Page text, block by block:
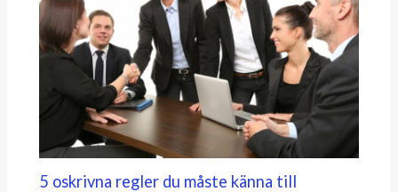
5 oskrivna regler du måste känna till